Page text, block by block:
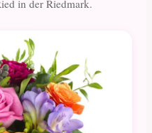
in der Riedmark.